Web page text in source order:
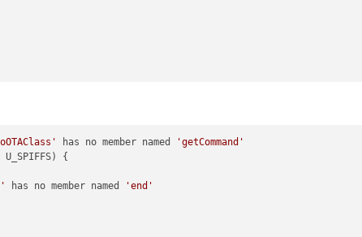
has no member named
'getCommand'
U_SPIFFS) {
has no member named
'end'